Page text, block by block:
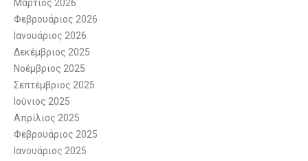
Μάρτιος 2026
Φεβρουάριος 2026
Ιανουάριος 2026
Δεκέμβριος 2025
Νοέμβριος 2025
Σεπτέμβριος 2025
Ιούνιος 2025
Απρίλιος 2025
Φεβρουάριος 2025
Ιανουάριος 2025